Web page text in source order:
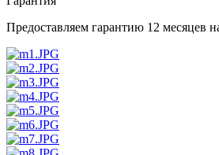
Предоставляем гарантию 12 месяцев